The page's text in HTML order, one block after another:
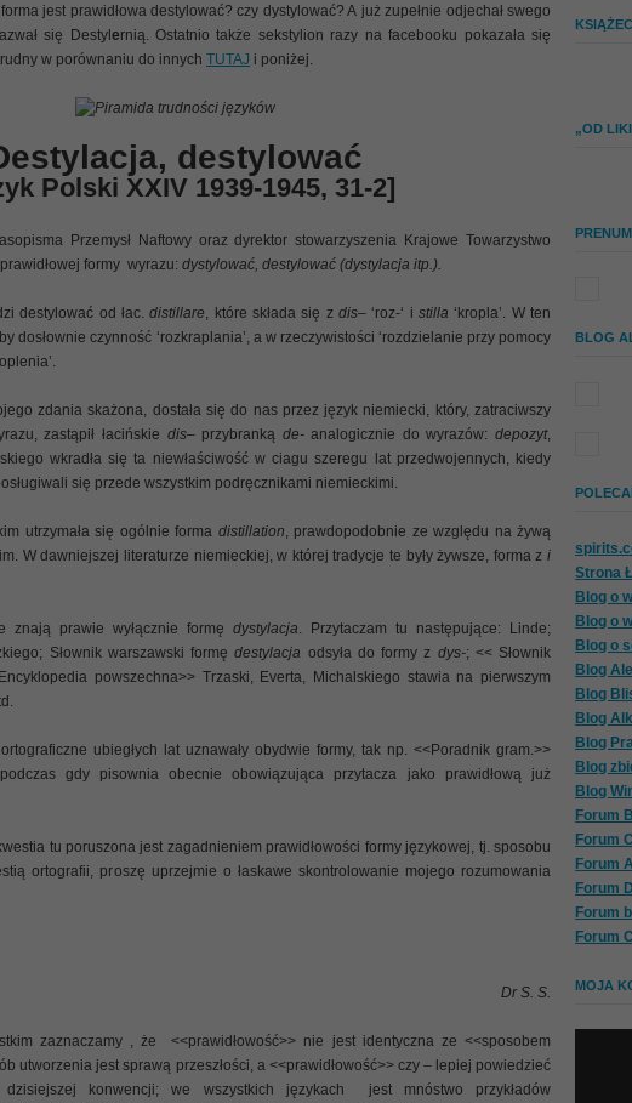
jest prawidłowa destylować? czy dystylować? A już zupełnie odjechał swego
się Destylernią. Ostatnio także sekstylion razy na facebooku pokazała się
w porównaniu do innych TUTAJ i poniżej.
Piramida trudności języków
destylować
Polski XXIV 1939-1945, 31-2]
Przemysł Naftowy oraz dyrektor stowarzyszenia Krajowe Towarzystwo
formy wyrazu: dystylować, destylować (dystylacja itp.).
destylować od łac.distillare , które składa się zdis– ‘roz-‘ istilla ‘kropla’. W ten
dosłownie czynność ‘rozkraplania’, a w rzeczywistości ‘rozdzielanie przy pomocy
zdania skażona, dostała się do nas przez język niemiecki, który, zatraciwszy
zastąpił łacińskie dis– przybranką de-analogicznie do wyrazów:depozyt,
wkradła się ta niewłaściwość w ciagu szeregu lat przedwojennych, kiedy
się przede wszystkim podręcznikami niemieckimi.
utrzymała się ogólnie forma distillation , prawdopodobnie ze względu na żywą
W dawniejszej literaturze niemieckiej, w której tradycje te były żywsze, forma z i
prawie wyłącznie formę dystylacja . Przytaczam tu następujące: Linde;
Słownik warszawski formędestylacja odsyła do formy z dys-; << Słownik
powszechna>> Trzaski, Everta, Michalskiego stawia na pierwszym
ubiegłych lat uznawały obydwie formy, tak np. <<Poradnik gram.>>
gdy pisownia obecnie obowiązująca przytacza jako prawidłową już
tu poruszona jest zagadnieniem prawidłowości formy językowej, tj. sposobu
ortografii, proszę uprzejmie o łaskawe skontrolowanie mojego rozumowania
Dr S. S.
zaznaczamy , że <<prawidłowość>> nie jest identyczna ze <<sposobem
utworzenia jest sprawą przeszłości, a <<prawidłowość>> czy – lepiej powiedzieć
dzisiejszej konwencji; we wszystkich językach jest mnóstwo przykładów
„OD
BLOG
Strona
Blog o
Blog o
Blog o
Blog
Blog
Blog
Blog
Blog
Blog
Forum
Forum
Forum
Forum
Forum
Forum
MOJA